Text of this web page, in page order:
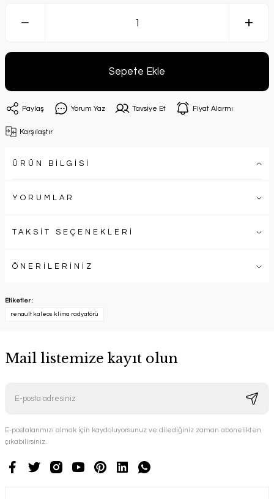
Sepete Ekle
Paylaş Yorum Yaz Tavsiye Et Fiyat Alarmı
Karşılaştır
ÜRÜN BİLGİSİ
YORUMLAR
TAKSİT SEÇENEKLERİ
ÖNERİLERİNİZ
Etiketler :
renault kaleos klima radyatörü
Mail listemize kayıt olun
E-postalarımızı almak için kaydoluyorsunuz ve dilediğiniz zaman abonelikten
çıkabilirsiniz.